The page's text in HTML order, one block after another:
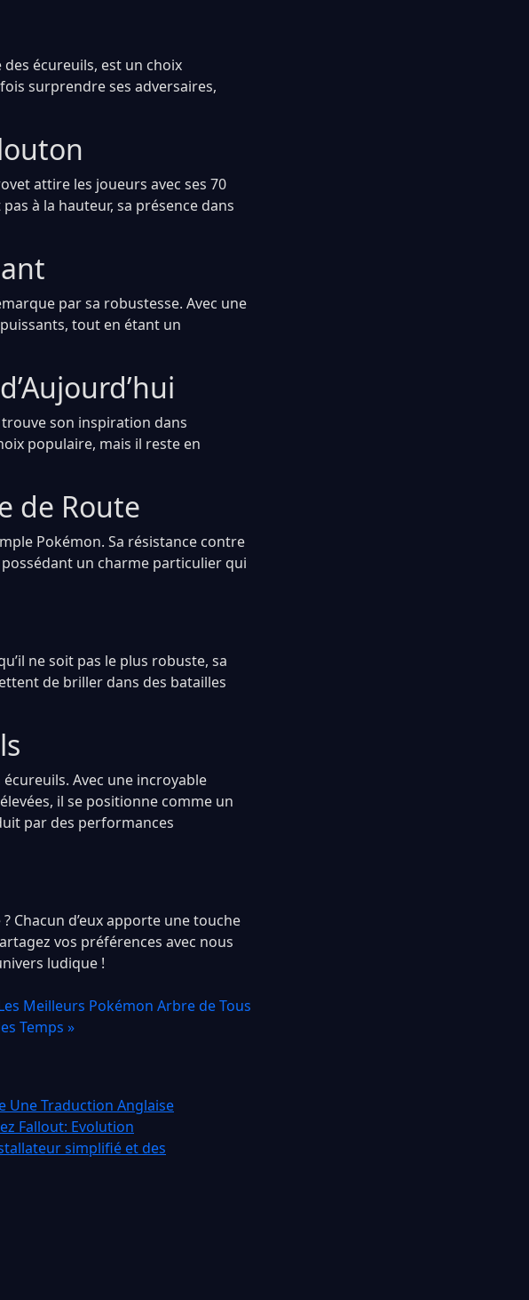
écureuils, est un choix
surprendre ses adversaires,
attire les joueurs avec ses 70
à la hauteur, sa présence dans
par sa robustesse. Avec une
tout en étant un
son inspiration dans
populaire, mais il reste en
de Route
Pokémon. Sa résistance contre
un charme particulier qui
ne soit pas le plus robuste, sa
de briller dans des batailles
Avec une incroyable
il se positionne comme un
par des performances
Chacun d’eux apporte une touche
vos préférences avec nous
ludique !
Meilleurs Pokémon Arbre de Tous
Temps »
Une Traduction Anglaise
Fallout: Evolution
simplifié et des